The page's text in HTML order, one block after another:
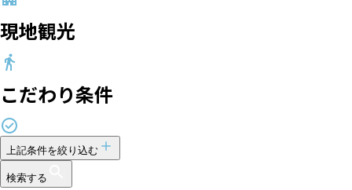
現地観光
こだわり条件
上記条件を絞り込む
検索する